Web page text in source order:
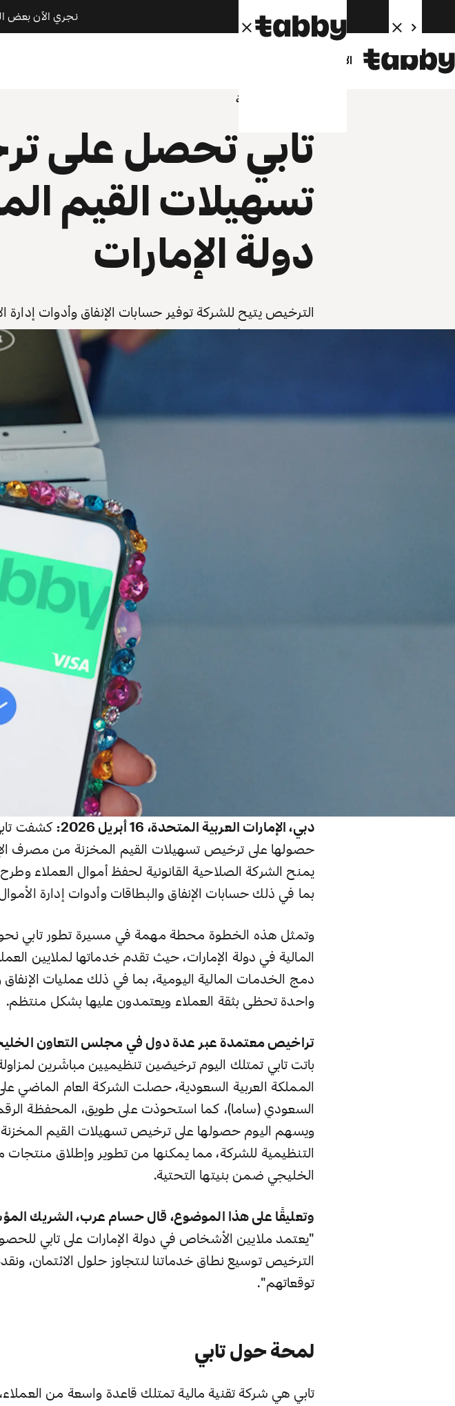
نجري الآن بعض
الأفراد
الشركة
تابي تحصل على
تسهيلات القيم
دولة الإمارات
الترخيص يتيح للشركة توفير حسابات الإنفاق وأدوات إدارة
يمكنها من توفير مجموعة متكاملة من الخدمات المالية
دبي، الإمارات العربية المتحدة، 16 أبريل 2026:
كشفت
حصولها على ترخيص تسهيلات القيم المخزنة من مصرف
يمنح الشركة الصلاحية القانونية لحفظ أموال العملاء
بما في ذلك حسابات الإنفاق والبطاقات وأدوات إدارة
وتمثل هذه الخطوة محطة مهمة في مسيرة تطور تابي نحو
المالية في دولة الإمارات، حيث تقدم خدماتها لملايين
دمج الخدمات المالية اليومية، بما في ذلك عمليات
واحدة تحظى بثقة العملاء ويعتمدون عليها بشكل منتظم.
تراخيص معتمدة عبر عدة دول في مجلس التعاون
باتت تابي تمتلك اليوم ترخيصَين تنظيميين مباشَرين
المملكة العربية السعودية، حصلت الشركة العام الماضي
السعودي (ساما)، كما استحوذت على طويق، المحفظة
ويسهم اليوم حصولها على ترخيص تسهيلات القيم المخزنة
التنظيمية للشركة، مما يمكنها من تطوير وإطلاق
الخليجي ضمن بنيتها التحتية.
وتعليقًا على هذا الموضوع، قال حسام عرب، الشريك
"يعتمد ملايين الأشخاص في دولة الإمارات على تابي
الترخيص توسيع نطاق خدماتنا لنتجاوز حلول الائتمان،
توقعاتهم".
لمحة حول تابي
تابي هي شركة تقنية مالية تمتلك قاعدة واسعة من